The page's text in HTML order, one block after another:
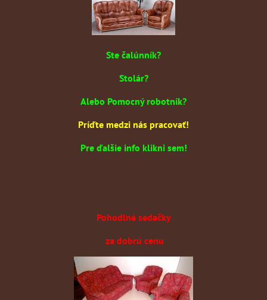
Ste čalúnník?
Stolár?
Alebo Pomocný robotník?
Príďte medzi nás pracovať!
Pre ďalšie info klikni sem!
Pohodlné sedačky
za dobrú cenu